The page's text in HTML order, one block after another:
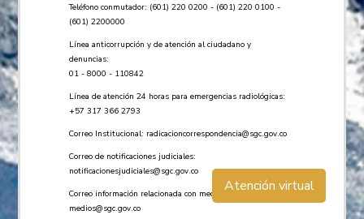
Teléfono conmutador: (601) 220 0200 - (601) 220 0100 -
(601) 2200000
Línea anticorrupción y de atención al ciudadano y
denuncias:
01 - 8000 - 110842
Línea de atención 24 horas para emergencias radiológicas:
+57 ​317 366 2793
Correo Institucional: radicacioncorrespondencia@sgc.gov.co
Correo de notificaciones judiciales:
notificacionesjudiciales@sgc.gov.co
Correo información relacionada con medios de comunicación:
medios@sgc.gov.co
Atención virtual